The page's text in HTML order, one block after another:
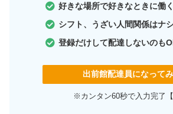
好きな場所で好きなときに働く
シフト、うざい人間関係はナ
登録だけして配達しないのも
出前館配達員になって
※カンタン60秒で入力完了【